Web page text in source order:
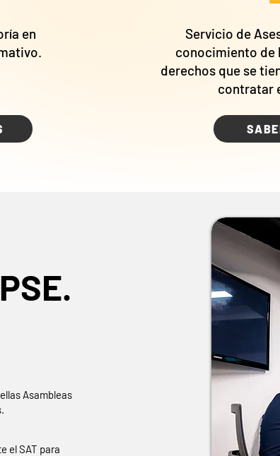
en
Servicio de
conocimiento de
derechos que se
contratar
Asambleas
el SAT para